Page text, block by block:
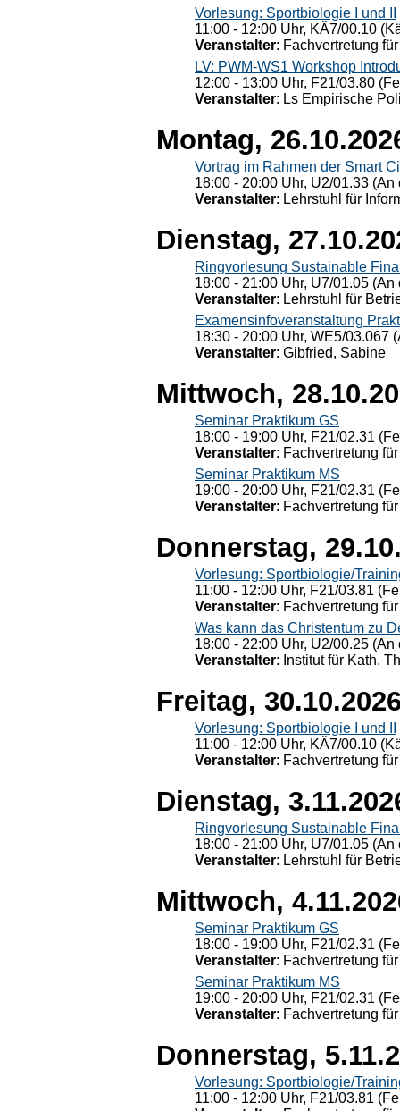
Vorlesung: Sportbiologie I und II
11:00 - 12:00 Uhr, KÄ7/00.10
Veranstalter: Fachvertretung
LV: PWM-WS1 Workshop
12:00 - 13:00 Uhr, F21/03.80
Veranstalter: Ls Empirische
Montag,
Vortrag im Rahmen der Smart
18:00 - 20:00 Uhr, U2/01.33
Veranstalter: Lehrstuhl für
Dienstag,
Ringvorlesung Sustainable
18:00 - 21:00 Uhr, U7/01.05
Veranstalter: Lehrstuhl für
Examensinfoveranstaltung
18:30 - 20:00 Uhr, WE5/03.067
Veranstalter: Gibfried, Sabine
Mittwoch,
Seminar Praktikum GS
18:00 - 19:00 Uhr, F21/02.31
Veranstalter: Fachvertretung
Seminar Praktikum MS
19:00 - 20:00 Uhr, F21/02.31
Veranstalter: Fachvertretung
Donnerstag,
Vorlesung: Sportbiologie/
11:00 - 12:00 Uhr, F21/03.81
Veranstalter: Fachvertretung
Was kann das Christentum zu
18:00 - 22:00 Uhr, U2/00.25
Veranstalter: Institut für Kath.
Freitag,
Vorlesung: Sportbiologie I und II
11:00 - 12:00 Uhr, KÄ7/00.10
Veranstalter: Fachvertretung
Dienstag,
Ringvorlesung Sustainable
18:00 - 21:00 Uhr, U7/01.05
Veranstalter: Lehrstuhl für
Mittwoch,
Seminar Praktikum GS
18:00 - 19:00 Uhr, F21/02.31
Veranstalter: Fachvertretung
Seminar Praktikum MS
19:00 - 20:00 Uhr, F21/02.31
Veranstalter: Fachvertretung
Donnerstag,
Vorlesung: Sportbiologie/
11:00 - 12:00 Uhr, F21/03.81